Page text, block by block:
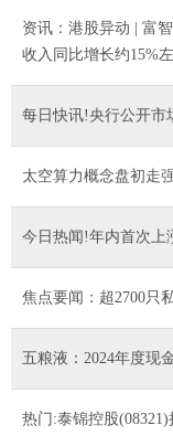
资讯：港股异动 | 富
收入同比增长约15%
每日快讯!央行公开市
太空算力概念盘初走
今日热闻!年内首次上
焦点要闻：超2700只
五粮液：2024年度现
热门:泰锦控股